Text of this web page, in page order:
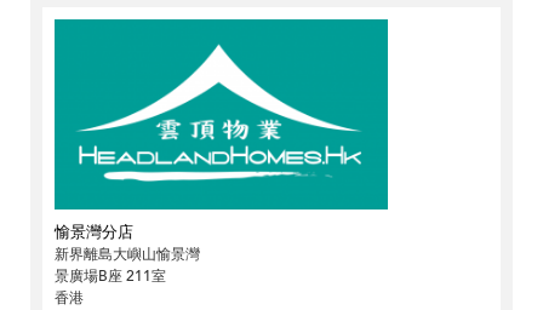
愉景灣分店
新界離島大嶼山愉景灣
景廣場B座 211室
香港